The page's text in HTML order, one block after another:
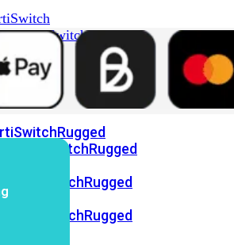
FortiSwitch
FortiSwitchRugged
FortiSwitchRugged
FortiSwitchRugged